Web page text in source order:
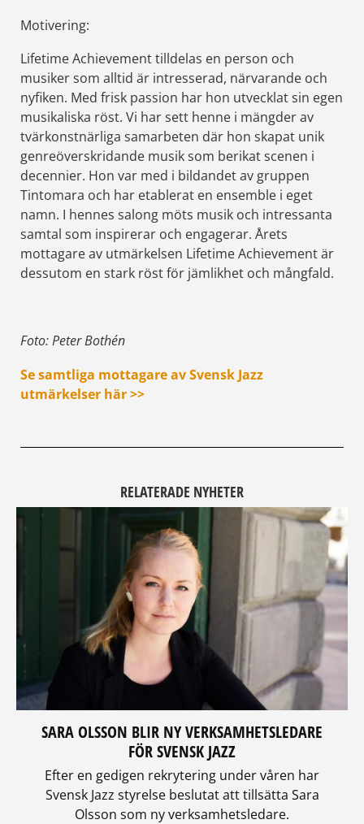
Motivering:
Lifetime Achievement tilldelas en person och
musiker som alltid är intresserad, närvarande och
nyfiken. Med frisk passion har hon utvecklat sin egen
musikaliska röst. Vi har sett henne i mängder av
tvärkonstnärliga samarbeten där hon skapat unik
genreöverskridande musik som berikat scenen i
decennier. Hon var med i bildandet av gruppen
Tintomara och har etablerat en ensemble i eget
namn. I hennes salong möts musik och intressanta
samtal som inspirerar och engagerar. Årets
mottagare av utmärkelsen Lifetime Achievement är
dessutom en stark röst för jämlikhet och mångfald.
Foto: Peter Bothén
Se samtliga mottagare av Svensk Jazz
utmärkelser här >>
RELATERADE NYHETER
SARA OLSSON BLIR NY VERKSAMHETSLEDARE
FÖR SVENSK JAZZ
Efter en gedigen rekrytering under våren har
Svensk Jazz styrelse beslutat att tillsätta Sara
Olsson som ny verksamhetsledare.